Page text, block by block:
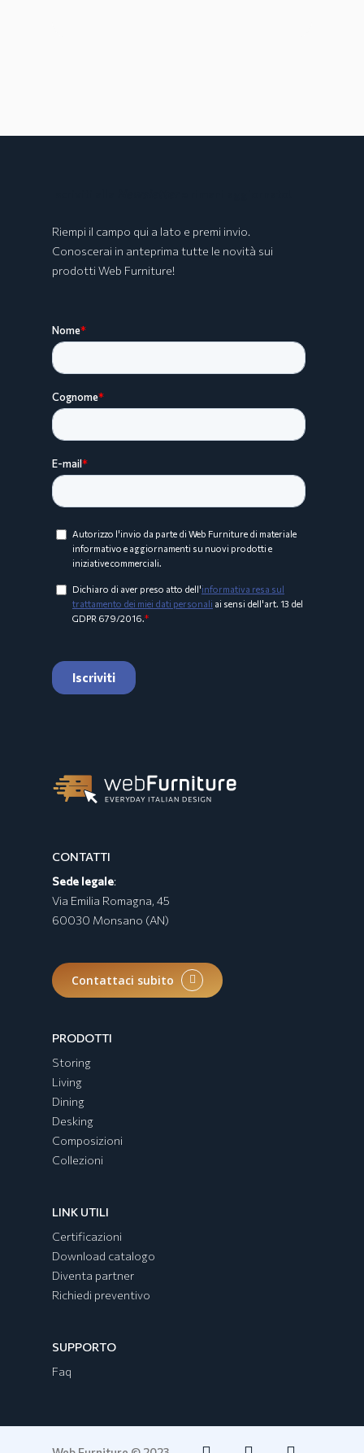
Riempi il campo qui a lato e premi invio.
Conoscerai in anteprima tutte le novità sui
prodotti Web Furniture!
CONTATTI
Sede legale:
Via Emilia Romagna, 45
60030 Monsano (AN)
Contattaci subito
PRODOTTI
Storing
Living
Dining
Desking
Composizioni
Collezioni
LINK UTILI
Certificazioni
Download catalogo
Diventa partner
Richiedi preventivo
SUPPORTO
Faq